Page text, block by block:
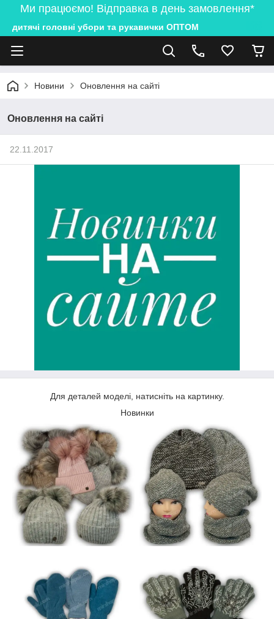
Ми працюємо! Відправка в день замовлення*
дитячі головні убори та рукавички ОПТОМ
Новини Оновлення на сайті
Оновлення на сайті
22.11.2017
Для деталей моделі, натисніть на картинку.
Новинки